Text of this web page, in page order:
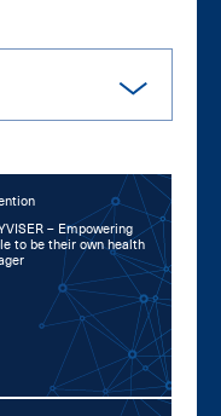
– Em­power­ing
to be their own health